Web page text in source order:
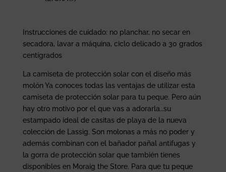
Instrucciones de cuidado: no planchar, no secar en
secadora, lavar a máquina, ciclo delicado a 30 grados
centígrados
La camiseta de protección solar con el diseño más
molón Ya conoces todas las ventajas de utilizar esta
camiseta de protección solar para tu peque. Pero aún
hay otro motivo por el que vas a adorarla…su
estampado ideal de casitas de playa de la nueva
colección de Lassig. Son molonas a más no poder y
además combinan con el bañador pañal antifugas y
la gorra de protección solar que también tienes
disponibles en Moraig the Store. Para que tu peque